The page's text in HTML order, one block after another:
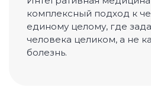
Эстетика тела и лица
Антицеллюлитный
Буккальный массаж
комплексный подход к
единому целому, где
человека целиком, а не
болезнь.